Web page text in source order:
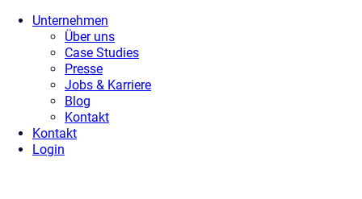
Unternehmen
Über uns
Case Studies
Presse
Jobs & Karriere
Blog
Kontakt
Kontakt
Login